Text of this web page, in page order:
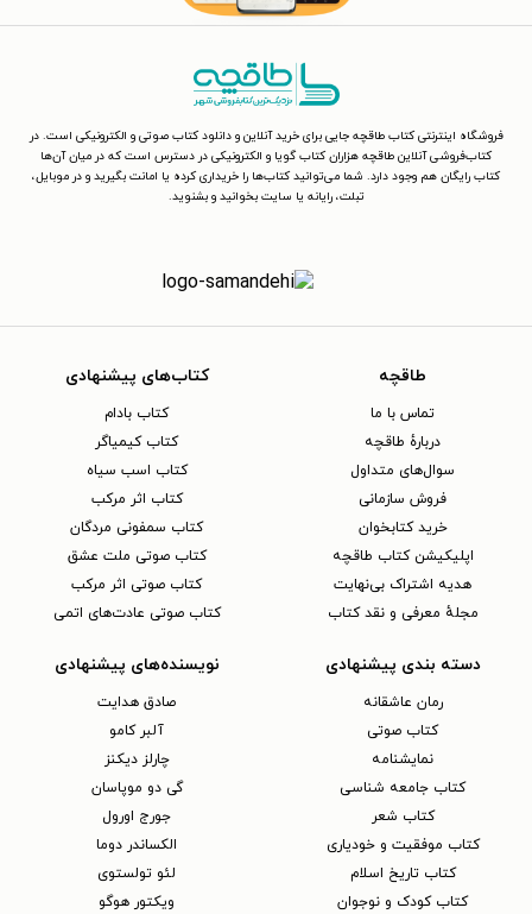
فروشگاه اینترنتی کتاب طاقچه جایی برای خرید آنلاین و دانلود کتاب صوتی و الکترونیکی است. در
کتاب‌فروشی آنلاین طاقچه هزاران کتاب گویا و الکترونیکی در دسترس است که در میان آن‌ها
کتاب رایگان هم وجود دارد. شما می‌توانید کتاب‌ها را خریداری کرده یا امانت بگیرید و در موبایل،
تبلت، رایانه یا سایت بخوانید و بشنوید.
طاقچه
تماس با ما
دربارهٔ طاقچه
سوال‌های متداول
فروش سازمانی
خرید کتابخوان
اپلیکیشن کتاب طاقچه
هدیه اشتراک بی‌نهایت
مجلهٔ معرفی و نقد کتاب
کتاب‌های پیشنهادی
کتاب بادام
کتاب کیمیاگر
کتاب اسب سیاه
کتاب اثر مرکب
کتاب سمفونی مردگان
کتاب صوتی ملت عشق
کتاب صوتی اثر مرکب
کتاب صوتی عادت‌های اتمی
دسته بندی پیشنهادی
رمان عاشقانه
کتاب‌ صوتی
نمایشنامه
کتاب جامعه شناسی
کتاب شعر
کتاب موفقیت و خودیاری
کتاب تاریخ اسلام
کتاب کودک و نوجوان
نویسنده‌های پیشنهادی
صادق هدایت
آلبر کامو
چارلز دیکنز
گی دو موپاسان
جورج اورول
الکساندر دوما
لئو تولستوی
ویکتور هوگو